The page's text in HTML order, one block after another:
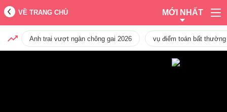
VỀ TRANG CHỦ MỚI NHẤT
Anh trai vượt ngàn chông gai 2026 vụ điểm toán bất